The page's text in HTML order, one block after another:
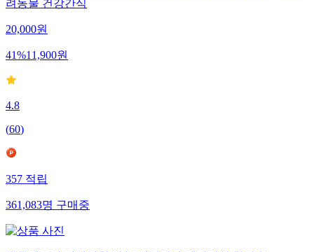
려동물 건강간식
20,000원
41%11,900원
4.8
(60)
357적립
361,083명구매중